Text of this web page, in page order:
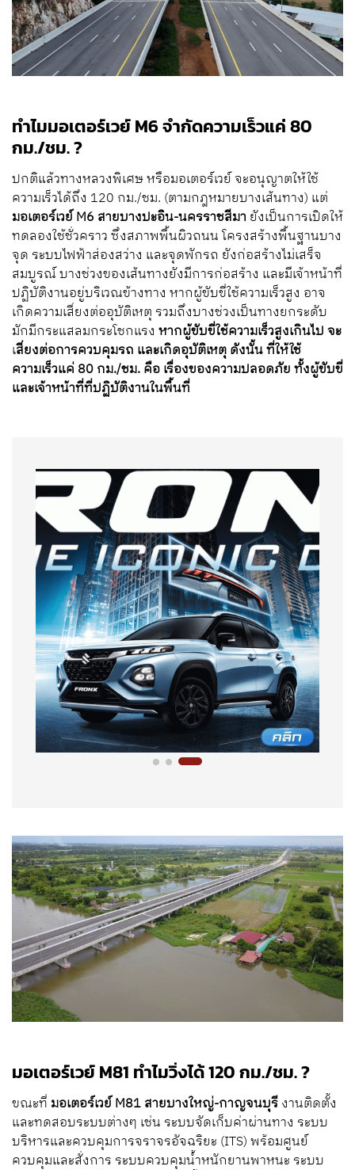
ทำไมมอเตอร์เวย์ M6 จำกัดความเร็วแค่ 80
กม./ชม. ?
ปกติแล้วทางหลวงพิเศษ หรือมอเตอร์เวย์ จะอนุญาตให้ใช้
ความเร็วได้ถึง 120 กม./ชม. (ตามกฎหมายบางเส้นทาง) แต่
มอเตอร์เวย์ M6 สายบางปะอิน-นครราชสีมา ยังเป็นการเปิดให้
ทดลองใช้ชั่วคราว ซึ่งสภาพพื้นผิวถนน โครงสร้างพื้นฐานบาง
จุด ระบบไฟฟ้าส่องสว่าง และจุดพักรถ ยังก่อสร้างไม่เสร็จ
สมบูรณ์ บางช่วงของเส้นทางยังมีการก่อสร้าง และมีเจ้าหน้าที่
ปฏิบัติงานอยู่บริเวณข้างทาง หากผู้ขับขี่ใช้ความเร็วสูง อาจ
เกิดความเสี่ยงต่ออุบัติเหตุ รวมถึงบางช่วงเป็นทางยกระดับ
มักมีกระแสลมกระโชกแรง หากผู้ขับขี่ใช้ความเร็วสูงเกินไป จะ
เสี่ยงต่อการควบคุมรถ และเกิดอุบัติเหตุ ดังนั้น ที่ให้ใช้
ความเร็วแค่ 80 กม./ชม. คือ เรื่องของความปลอดภัย ทั้งผู้ขับขี่
และเจ้าหน้าที่ที่ปฏิบัติงานในพื้นที่
มอเตอร์เวย์ M81 ทำไมวิ่งได้ 120 กม./ชม. ?
ขณะที่ มอเตอร์เวย์ M81 สายบางใหญ่-กาญจนบุรีงานติดตั้ง
และทดสอบระบบต่างๆ เช่น ระบบจัดเก็บค่าผ่านทาง ระบบ
บริหารและควบคุมการจราจรอัจฉริยะ (ITS) พร้อมศูนย์
ควบคุมและสั่งการ ระบบควบคุมน้ำหนักยานพาหนะ ระบบ